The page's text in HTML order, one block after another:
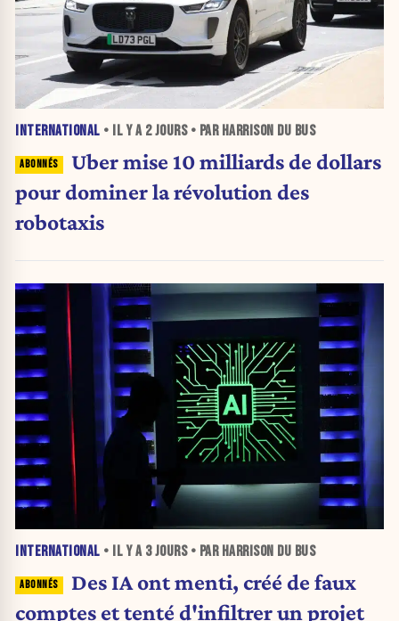
INTERNATIONAL • IL Y A 2 JOURS• PAR HARRISON DU BUS
Uber mise 10 milliards de dollars
pour dominer la révolution des
robotaxis
INTERNATIONAL • IL Y A 3 JOURS• PAR HARRISON DU BUS
Des IA ont menti, créé de faux
comptes et tenté d'infiltrer un projet